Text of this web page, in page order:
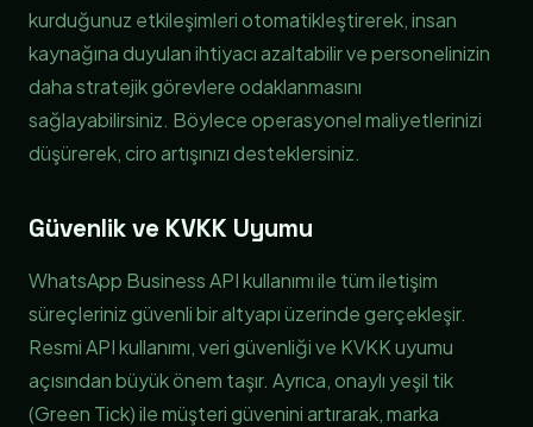
kurduğunuz etkileşimleri otomatikleştirerek, insan
kaynağına duyulan ihtiyacı azaltabilir ve personelinizin
daha stratejik görevlere odaklanmasını
sağlayabilirsiniz. Böylece operasyonel maliyetlerinizi
düşürerek, ciro artışınızı desteklersiniz.
Güvenlik ve KVKK Uyumu
WhatsApp Business API kullanımı ile tüm iletişim
süreçleriniz güvenli bir altyapı üzerinde gerçekleşir.
Resmi API kullanımı, veri güvenliği ve KVKK uyumu
açısından büyük önem taşır. Ayrıca, onaylı yeşil tik
(Green Tick) ile müşteri güvenini artırarak, marka